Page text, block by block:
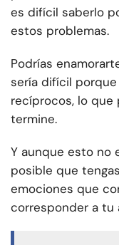
es difícil saberlo
estos problemas.
Podrías
sería difícil
recíprocos, lo que
termine.
Y aunque esto no
posible que
emociones que
corresponder a tu